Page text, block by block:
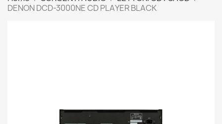
DENON DCD-3000NE CD PLAYER BLACK